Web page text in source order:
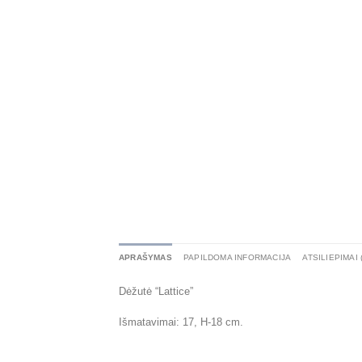
APRAŠYMAS PAPILDOMA INFORMACIJA ATSILIEPIMAI
Dėžutė “Lattice”
Išmatavimai: 17, H-18 cm.